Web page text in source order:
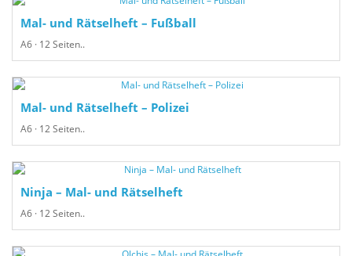
Mal- und Rätselheft – Fußball
A6 · 12 Seiten..
Mal- und Rätselheft – Polizei
A6 · 12 Seiten..
Ninja – Mal- und Rätselheft
A6 · 12 Seiten..